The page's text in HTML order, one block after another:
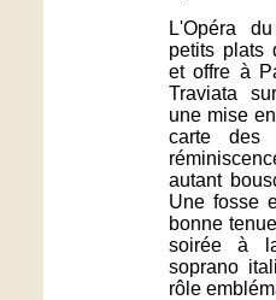
L'Opéra
petits plats
et offre à
Traviata
une mise
carte des
autant
Une fosse
bonne
soirée à
soprano
rôle